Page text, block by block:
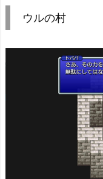
ウルの村